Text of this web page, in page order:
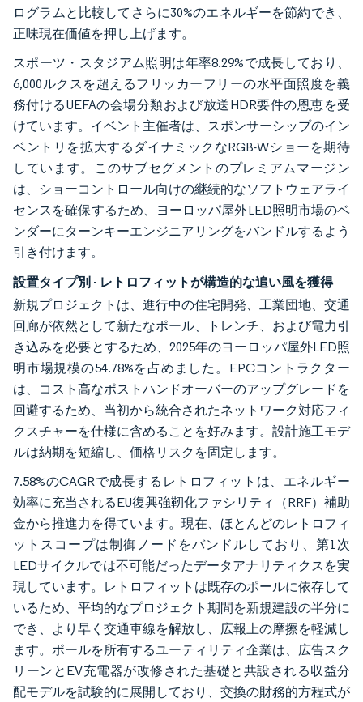
ログラムと比較してさらに30%のエネルギーを節約でき、
正味現在価値を押し上げます。
スポーツ・スタジアム照明は年率8.29%で成長しており、
6,000ルクスを超えるフリッカーフリーの水平面照度を義
務付けるUEFAの会場分類および放送HDR要件の恩恵を受
けています。イベント主催者は、スポンサーシップのイン
ベントリを拡大するダイナミックなRGB-Wショーを期待
しています。このサブセグメントのプレミアムマージン
は、ショーコントロール向けの継続的なソフトウェアライ
センスを確保するため、ヨーロッパ屋外LED照明市場のベ
ンダーにターンキーエンジニアリングをバンドルするよう
引き付けます。
設置タイプ別 - レトロフィットが構造的な追い風を獲得
新規プロジェクトは、進行中の住宅開発、工業団地、交通
回廊が依然として新たなポール、トレンチ、および電力引
き込みを必要とするため、2025年のヨーロッパ屋外LED照
明市場規模の54.78%を占めました。EPCコントラクター
は、コスト高なポストハンドオーバーのアップグレードを
回避するため、当初から統合されたネットワーク対応フィ
クスチャーを仕様に含めることを好みます。設計施工モデ
ルは納期を短縮し、価格リスクを固定します。
7.58%のCAGRで成長するレトロフィットは、エネルギー
効率に充当されるEU復興強靭化ファシリティ（RRF）補助
金から推進力を得ています。現在、ほとんどのレトロフィ
ットスコープは制御ノードをバンドルしており、第1次
LEDサイクルでは不可能だったデータアナリティクスを実
現しています。レトロフィットは既存のポールに依存して
いるため、平均的なプロジェクト期間を新規建設の半分に
でき、より早く交通車線を解放し、広報上の摩擦を軽減し
ます。ポールを所有するユーティリティ企業は、広告スク
リーンとEV充電器が改修された基礎と共設される収益分
配モデルを試験的に展開しており、交換の財務的方程式が